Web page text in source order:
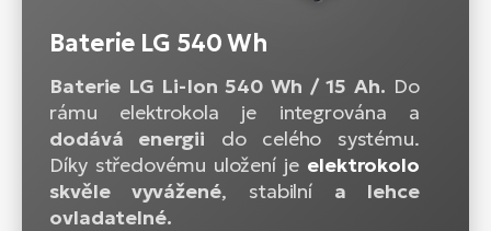
Baterie LG 540 Wh
Baterie LG Li-Ion 540 Wh / 15 Ah. Do
rámu elektrokola je integrována a
dodává energii do celého systému.
Díky středovému uložení je elektrokolo
skvěle vyvážené, stabilní a lehce
ovladatelné.